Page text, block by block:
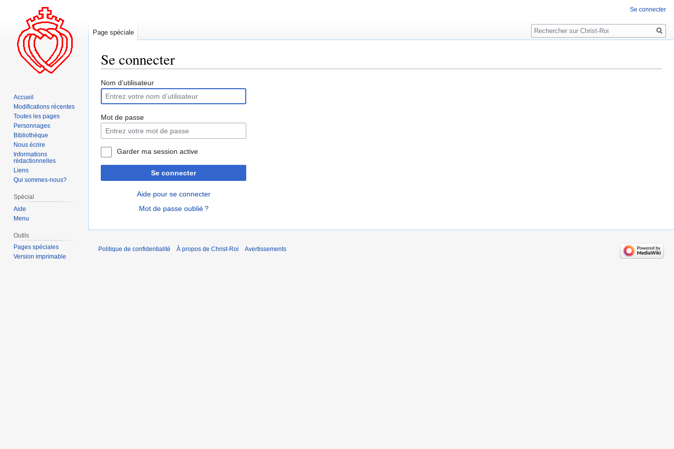
Se connecter
Aller
la
navigation
Aller
la
recherche
Nom d’utilisateur
Mot de passe
Garder ma session active
Se connecter
Aide pour se connecter
Mot de passe oublié ?
Se connecter
Page spéciale
Rechercher
Accueil
Modifications récentes
Toutes les pages
Personnages
Bibliothèque
Nous écrire
Informations
rédactionnelles
Liens
Qui sommes-nous?
Spécial
Aide
Menu
Outils
Pages spéciales
Version imprimable
Politique de confidentialité À propos de Christ-Roi Avertissements